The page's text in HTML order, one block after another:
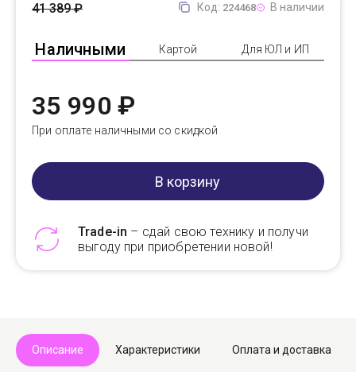
Код: 224468 В наличии
Наличными Картой Для ЮЛ и ИП
41 389 ₽
35 990 ₽
При оплате наличными со скидкой
В корзину
Trade-in – сдай свою технику и получи
выгоду при приобретении новой!
Описание Характеристики Оплата и доставка